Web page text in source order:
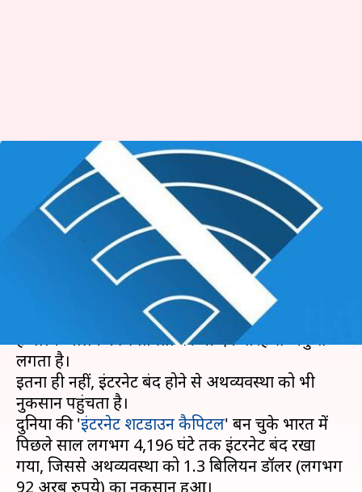
भारत में पिछले साल 4,196 घंटे बंद
रहा इंटरनेट, हुआ 900 करोड़ से
अधिक का नुकसान
प्रमोद कुमार Jan 10, 2020 01:50 pm
इंटरनेट बंद होने से न सिर्फ रोजमर्रा के काम प्रभावित होते
हैं बल्कि बोलने की स्वतंत्रता पर भी एक तरह से अंकुश
लगता है।
इतना ही नहीं, इंटरनेट बंद होने से अर्थव्यवस्था को भी
नुकसान पहुंचता है।
दुनिया की 'इंटरनेट शटडाउन कैपिटल' बन चुके भारत में
पिछले साल लगभग 4,196 घंटे तक इंटरनेट बंद रखा
गया, जिससे अर्थव्यवस्था को 1.3 बिलियन डॉलर (लगभग
92 अरब रुपये) का नुकसान हुआ।